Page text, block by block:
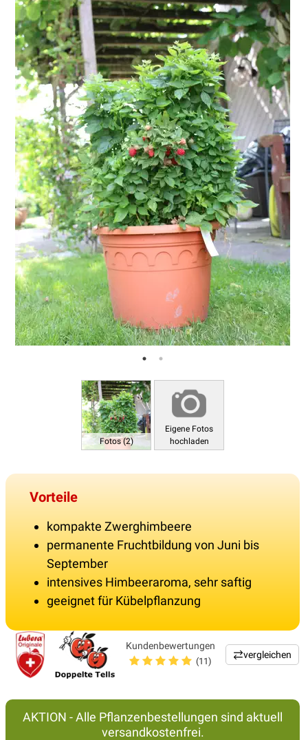
Fotos (2)
Eigene Fotos
hochladen
Vorteile
kompakte Zwerghimbeere
permanente Fruchtbildung von Juni bis
September
intensives Himbeeraroma, sehr saftig
geeignet für Kübelpflanzung
Kundenbewertungen
(11)
vergleichen
AKTION - Alle Pflanzenbestellungen sind aktuell
versandkostenfrei.